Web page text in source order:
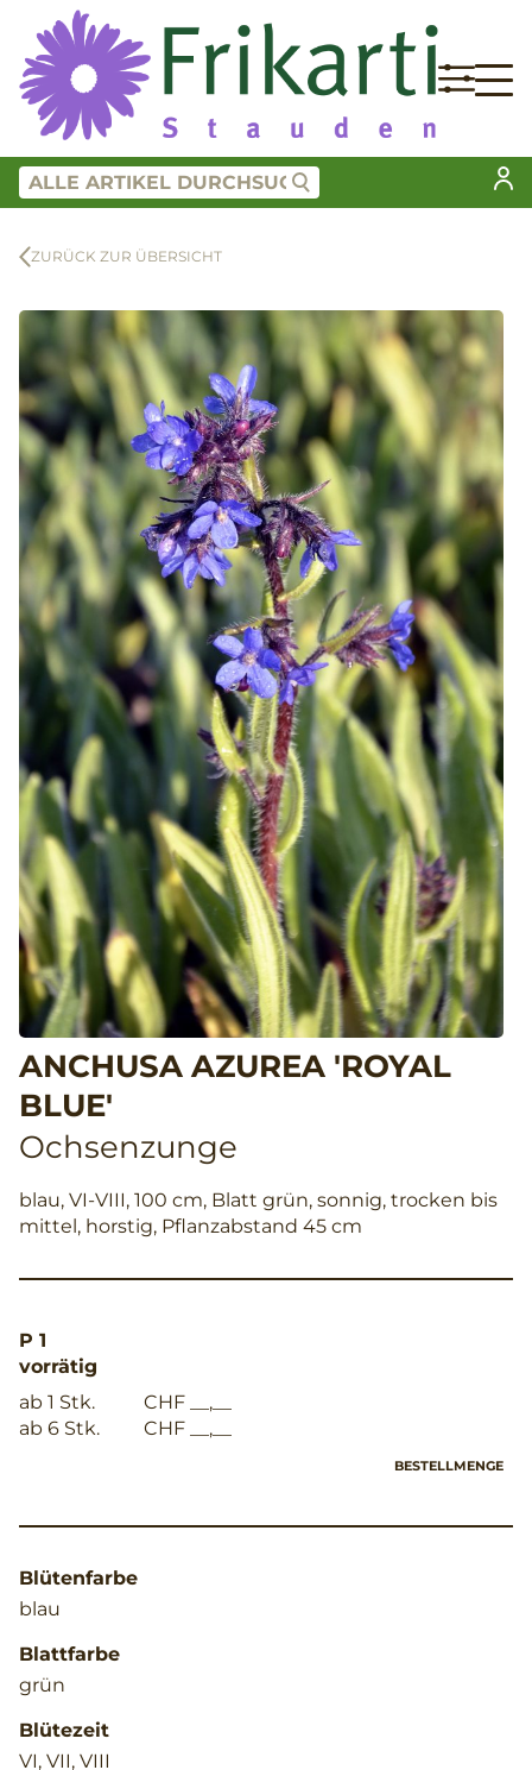
ZURÜCK ZUR ÜBERSICHT
ANCHUSA AZUREA 'ROYAL
BLUE'
Ochsenzunge
blau, VI-VIII, 100 cm, Blatt grün, sonnig, trocken bis
mittel, horstig, Pflanzabstand 45 cm
P 1
vorrätig
ab 1 Stk.
CHF __,__
ab 6 Stk.
CHF __,__
BESTELLMENGE
Blütenfarbe
blau
Blattfarbe
grün
Blütezeit
VI, VII, VIII